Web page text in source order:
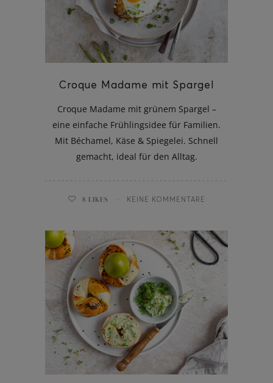
Croque Madame mit Spargel
Croque Madame mit grünem Spargel –
eine einfache Frühlingsidee für Familien.
Mit Béchamel, Käse & Spiegelei. Schnell
gemacht, ideal für den Alltag.
8 LIKES KEINE KOMMENTARE